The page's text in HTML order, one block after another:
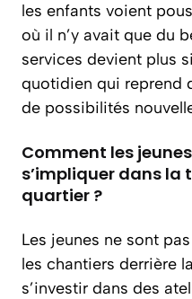
les enfants voient
où il n’y avait que du
services devient plus
quotidien qui reprend
de possibilités
Comment les
s’impliquer dans
quartier ?
Les jeunes ne sont
les chantiers derrière
s’investir dans des